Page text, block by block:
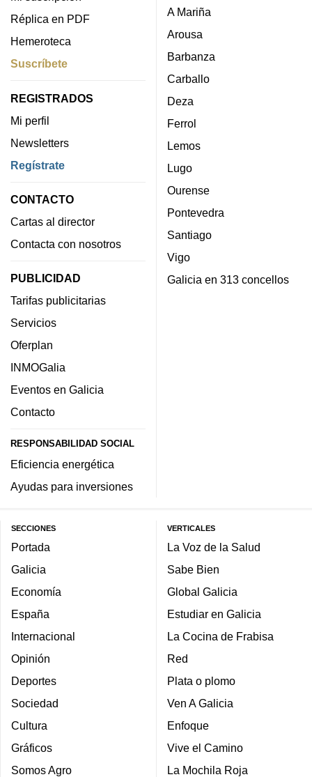
Réplica en PDF
Hemeroteca
Suscríbete
REGISTRADOS
Mi perfil
Newsletters
Regístrate
CONTACTO
Cartas al director
Contacta con nosotros
PUBLICIDAD
Tarifas publicitarias
Servicios
Oferplan
INMOGalia
Eventos en Galicia
Contacto
RESPONSABILIDAD SOCIAL
Eficiencia energética
Ayudas para inversiones
A Mariña
Arousa
Barbanza
Carballo
Deza
Ferrol
Lemos
Lugo
Ourense
Pontevedra
Santiago
Vigo
Galicia en 313 concellos
SECCIONES
Portada
Galicia
Economía
España
Internacional
Opinión
Deportes
Sociedad
Cultura
Gráficos
Somos Agro
VERTICALES
La Voz de la Salud
Sabe Bien
Global Galicia
Estudiar en Galicia
La Cocina de Frabisa
Red
Plata o plomo
Ven A Galicia
Enfoque
Vive el Camino
La Mochila Roja